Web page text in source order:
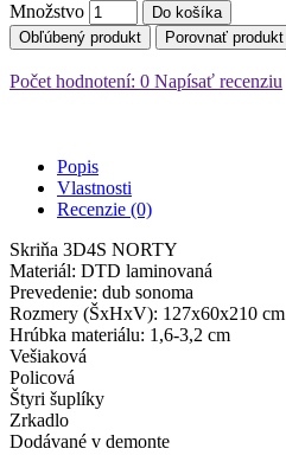
Množstvo
Do košíka
Obľúbený produkt
Porovnať produkt
Počet hodnotení: 0 Napísať recenziu
Popis
Vlastnosti
Recenzie (0)
Skriňa 3D4S NORTY
Materiál: DTD laminovaná
Prevedenie: dub sonoma
Rozmery (ŠxHxV): 127x60x210 cm
Hrúbka materiálu: 1,6-3,2 cm
Vešiaková
Policová
Štyri šuplíky
Zrkadlo
Dodávané v demonte